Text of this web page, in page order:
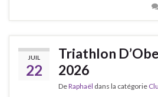
JUIL
22
Triathlon
2026
DeRaphaël dans la catégorie